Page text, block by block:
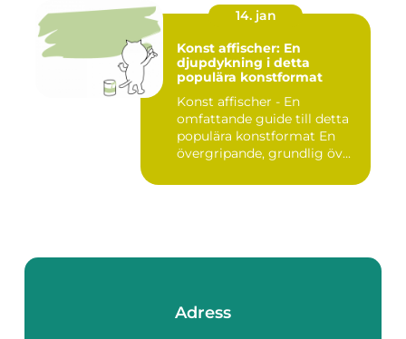
14. jan
Konst affischer: En
djupdykning i detta
populära konstformat
Konst affischer - En
omfattande guide till detta
populära konstformat En
övergripande, grundlig öv...
Adress